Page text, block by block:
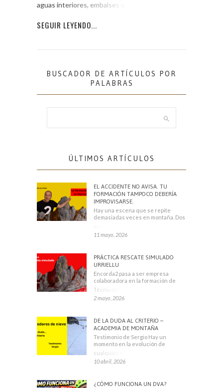
aguas interiores, embalses y ríos, […]
SEGUIR LEYENDO...
BUSCADOR DE ARTÍCULOS POR
PALABRAS
ÚLTIMOS ARTÍCULOS
EL ACCIDENTE NO AVISA. TU
FORMACIÓN TAMPOCO DEBERÍA
IMPROVISARSE.
Hay una escena que se repite
demasiadas veces en montaña. Dos
11 mayo, 2026
PRÁCTICA RESCATE SIMULADO
URRIELLU
Encorda2 pasa a ser empresa
colaboradora en la formación de
Técnicos Deportivos
2 mayo, 2026
DE LA DUDA AL CRITERIO –
ACADEMIA DE MONTAÑA
Testimonio de Sergio Hay un
momento en la evolución de
cualquier montañero
10 abril, 2026
¿CÓMO FUNCIONA UN DVA?